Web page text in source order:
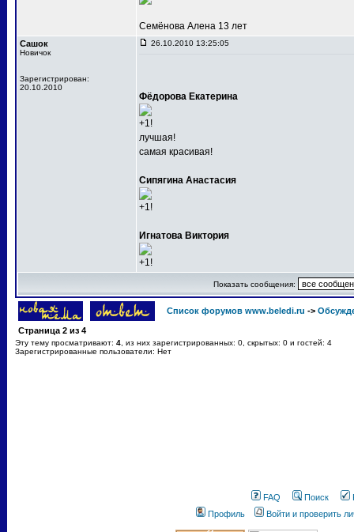
Семёнова Алена 13 лет
Сашок
Новичок
Зарегистрирован:
20.10.2010
26.10.2010 13:25:05
Фёдорова Екатерина
+1!
лучшая!
самая красивая!
Сипягина Анастасия
+1!
Игнатова Виктория
+1!
Показать сообщения:
Список форумов www.beledi.ru ->
Страница 2 из 4
Эту тему просматривают: 4 , из них зарегистрированных: 0, скрытых: 0 и гостей: 4
Зарегистрированные пользователи: Нет
FAQ Поиск
Профиль
Войти и проверить